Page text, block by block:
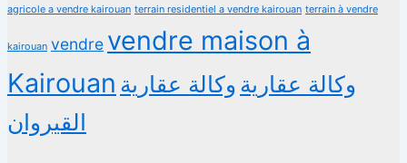
agricole a vendre kairouan terrain residentiel a vendre kairouan terrain à vendre
kairouan vendre vendre maison à
Kairouan
وكالة عقارية وكالة عقارية
القيروان